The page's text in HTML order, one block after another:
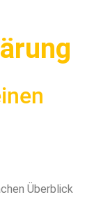
Überblick